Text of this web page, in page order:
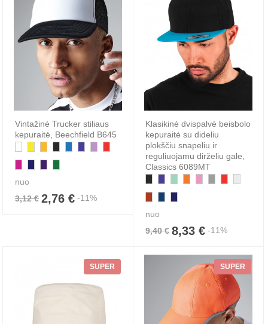
Vintažinė Trucker stiliaus
kepuraitė, Beechfield B645
nuo
3,12 € 2,76 € -11%
Klasikinė dvispalvė beisbolo
kepuraitė su dideliu
plokščiu snapeliu ir
reguliuojamu dirželiu gale,
Classics 6089MT
nuo
9,40 € 8,33 € -11%
SUPER SUPER